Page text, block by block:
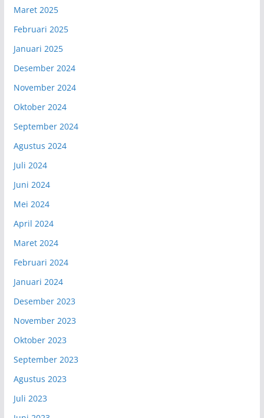
Maret 2025
Februari 2025
Januari 2025
Desember 2024
November 2024
Oktober 2024
September 2024
Agustus 2024
Juli 2024
Juni 2024
Mei 2024
April 2024
Maret 2024
Februari 2024
Januari 2024
Desember 2023
November 2023
Oktober 2023
September 2023
Agustus 2023
Juli 2023